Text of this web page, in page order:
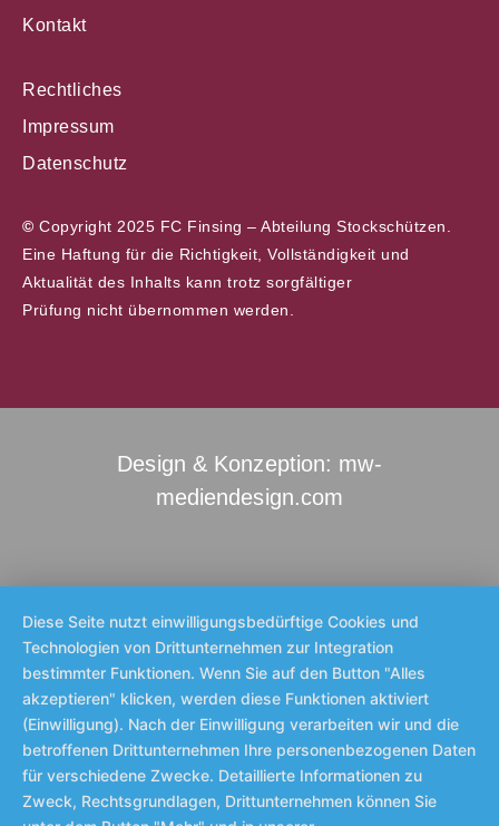
Kontakt
Rechtliches
Impressum
Datenschutz
© Copyright 2025 FC Finsing – Abteilung Stockschützen.
Eine Haftung für die Richtigkeit, Vollständigkeit und
Aktualität des Inhalts kann trotz sorgfältiger
Prüfung nicht übernommen werden.
Design & Konzeption: mw-
mediendesign.com
Diese Seite nutzt einwilligungsbedürftige Cookies und
Technologien von Drittunternehmen zur Integration
bestimmter Funktionen. Wenn Sie auf den Button "Alles
akzeptieren" klicken, werden diese Funktionen aktiviert
(Einwilligung). Nach der Einwilligung verarbeiten wir und die
betroffenen Drittunternehmen Ihre personenbezogenen Daten
für verschiedene Zwecke. Detaillierte Informationen zu
Zweck, Rechtsgrundlagen, Drittunternehmen können Sie